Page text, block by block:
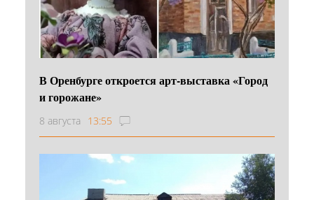
В Оренбурге откроется арт-выставка «Город
и горожане»
8 августа 13:55